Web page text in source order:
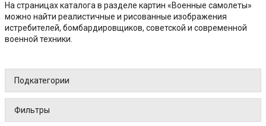
На страницах каталога в разделе картин «Военные самолеты»
можно найти реалистичные и рисованные изображения
истребителей, бомбардировщиков, советской и современной
военной техники.
Подкатегории
Фильтры